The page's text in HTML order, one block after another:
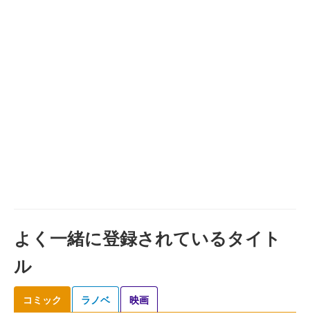
よく一緒に登録されているタイト
ル
コミック ラノベ 映画